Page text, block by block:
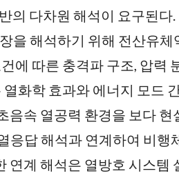
의 다차원 해석이 요구된다.
을 해석하기 위해 전산유체
에 따른 충격파 구조, 압력
화학 효과와 에너지 모드
음속 열공력 환경을 보다
응답 해석과 연계하여 비행
계 해석은 열방호 시스템